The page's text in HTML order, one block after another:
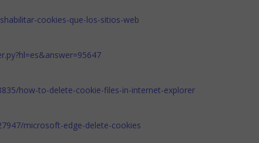
cookies-que-los-sitios-web
how-to-delete-cookie-files-in-internet-explorer
microsoft-edge-delete-cookies